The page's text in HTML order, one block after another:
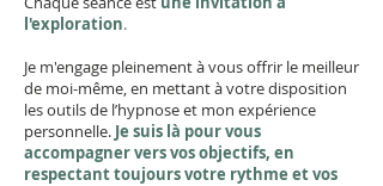
l'exploration.
Je m'engage pleinement à vous offrir le meilleur
de moi-même, en mettant à votre disposition
les outils de l’hypnose et mon expérience
personnelle. Je suis là pour vous
accompagner vers vos objectifs, en
respectant toujours votre rythme et vos